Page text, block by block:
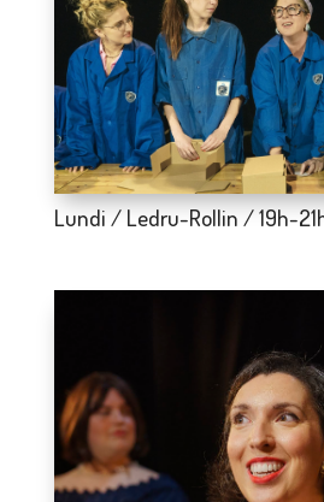
Lundi / Ledru-Rollin / 19h-